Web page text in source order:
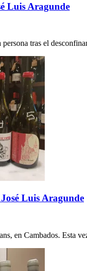
Luis Aragunde
tras el
Luis Aragunde
en Cambados. Esta